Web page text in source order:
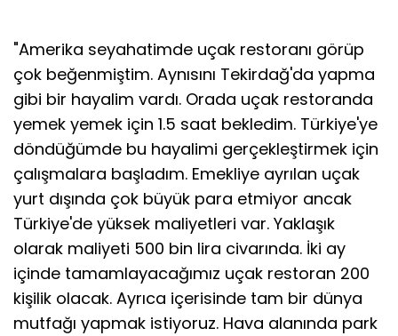
"Amerika seyahatimde uçak restoranı görüp
çok beğenmiştim. Aynısını Tekirdağ'da yapma
gibi bir hayalim vardı. Orada uçak restoranda
yemek yemek için 1.5 saat bekledim. Türkiye'ye
döndüğümde bu hayalimi gerçekleştirmek için
çalışmalara başladım. Emekliye ayrılan uçak
yurt dışında çok büyük para etmiyor ancak
Türkiye'de yüksek maliyetleri var. Yaklaşık
olarak maliyeti 500 bin lira civarında. İki ay
içinde tamamlayacağımız uçak restoran 200
kişilik olacak. Ayrıca içerisinde tam bir dünya
mutfağı yapmak istiyoruz. Hava alanında park